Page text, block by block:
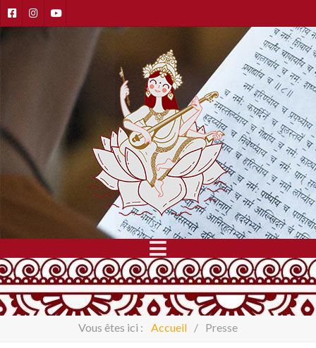
Vous êtes ici : Accueil Presse